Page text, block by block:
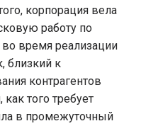
корпорация вела
работу по
время реализации
близкий к
контрагентов
того требует
в промежуточный